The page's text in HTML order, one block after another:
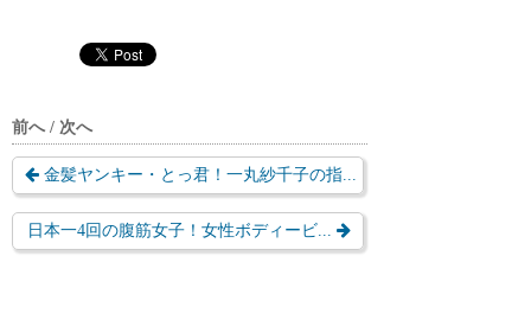
前へ / 次へ
金髪ヤンキー・とっ君！一丸紗千子の指...
日本一4回の腹筋女子！女性ボディービ...